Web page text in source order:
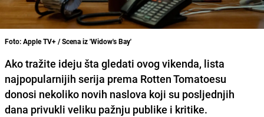
Foto: Apple TV+ / Scena iz 'Widow's Bay'
Ako tražite ideju šta gledati ovog vikenda, lista
najpopularnijih serija prema Rotten Tomatoesu
donosi nekoliko novih naslova koji su posljednjih
dana privukli veliku pažnju publike i kritike.